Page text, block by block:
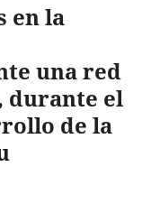
en la
una red
durante el
de la